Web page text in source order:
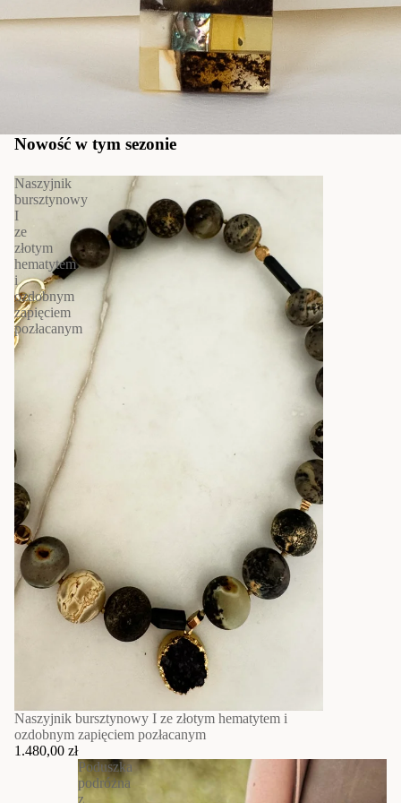
Nowość w tym sezonie
Naszyjnik
bursztynowy
I
ze
złotym
hematytem
i
ozdobnym
zapięciem
pozłacanym
Naszyjnik bursztynowy I ze złotym hematytem i
ozdobnym zapięciem pozłacanym
1.480,00 zł
Poduszka
podróżna
z